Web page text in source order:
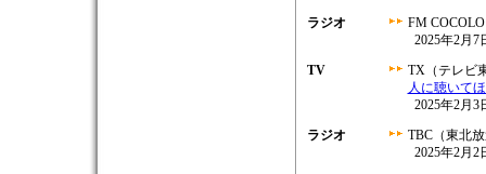
ラジオ
FM
2025年2月7
TV
TX（テレビ
人に聴いて
2025年2月3
ラジオ
TBC（東北
2025年2月2